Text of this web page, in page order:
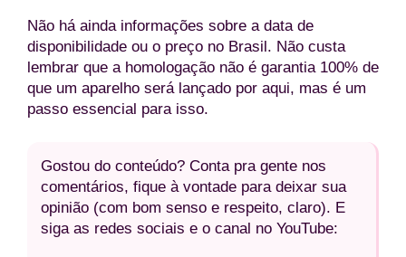
Não há ainda informações sobre a data de
disponibilidade ou o preço no Brasil. Não custa
lembrar que a homologação não é garantia 100% de
que um aparelho será lançado por aqui, mas é um
passo essencial para isso.
Gostou do conteúdo? Conta pra gente nos
comentários, fique à vontade para deixar sua
opinião (com bom senso e respeito, claro). E
siga as redes sociais e o canal no YouTube: